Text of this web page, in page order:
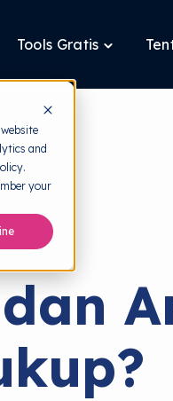
and
your
Tools Gratis
Toggle
Tools